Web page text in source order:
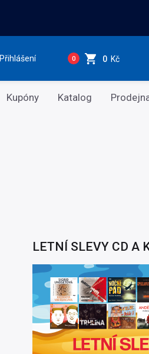
Přihlášení 0 0 Kč
Kupóny Katalog
LETNÍ SLEVY CD A